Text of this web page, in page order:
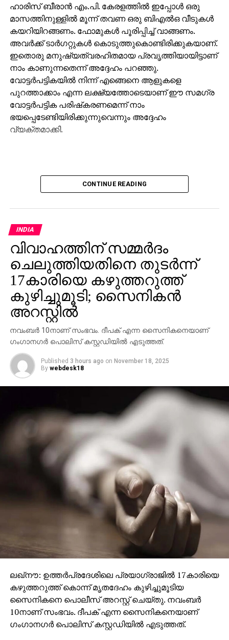
ഹാരിസ് ബീരാന്‍ എം.പി. കേരളത്തില്‍ ഇപ്പോള്‍ ഒരു
മാസത്തിനുള്ളില്‍ മൂന്ന് തവണ ഒരു ബിഎല്‍ഒ വീടുകള്‍
കയറിയിറങ്ങണം. ഫോമുകള്‍ പൂരിപ്പിച്ച് വാങ്ങണം.
അവര്‍ക്ക് ടാര്‍ഗറ്റുകള്‍ കൊടുത്തുകൊണ്ടിരിക്കുകയാണ്.
ഇതൊരു മനുഷ്യത്വരഹിതമായ പ്രവൃത്തിയായിട്ടാണ്
നാം കാണുന്നതെന്ന് അദ്ദേഹം പറഞ്ഞു.
വോട്ടര്‍പട്ടികയില്‍ നിന്ന് എങ്ങെനെ ആളുകളെ
പുറത്താക്കാം എന്ന ലക്ഷ്യത്തോടെയാണ് ഈ സമഗ്ര
വോട്ടര്‍പട്ടിക പരിഷ്‌കരണമെന്ന് നാം
ഭയപ്പെടേണ്ടിയിരിക്കുന്നുവെന്നും അദ്ദേഹം
വ്യക്തമാക്കി.
CONTINUE READING
INDIA
വിവാഹത്തിന് സമ്മര്‍ദം
ചെലുത്തിയതിനെ തുടര്‍ന്ന്
17കാരിയെ കഴുത്തറുത്ത്
കുഴിച്ചുമൂടി; സൈനികന്‍
അറസ്റ്റില്‍
നവംബര്‍ 10നാണ് സംഭവം. ദീപക് എന്ന സൈനികനെയാണ്
ഗംഗാനഗര്‍ പൊലിസ് കസ്റ്റഡിയില്‍ എടുത്തത്.
Published 3 hours ago on November 18, 2025
By webdesk18
ലഖ്നൗ: ഉത്തര്‍പ്രദേശിലെ പ്രയാഗ്രാജില്‍ 17കാരിയെ
കഴുത്തറുത്ത് കൊന്ന് മൃതദേഹം കുഴിച്ചുമൂടിയ
സൈനികനെ പൊലീസ് അറസ്റ്റ് ചെയ്തു. നവംബര്‍
10നാണ് സംഭവം. ദീപക് എന്ന സൈനികനെയാണ്
ഗംഗാനഗര്‍ പൊലിസ് കസ്റ്റഡിയില്‍ എടുത്തത്.